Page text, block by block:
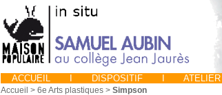
ACCUEIL I DISPOSITIF I
Accueil > 6e Arts plastiques > Simpson